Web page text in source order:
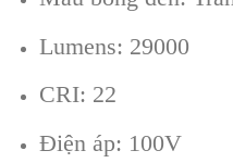
Lumens: 29000
CRI: 22
Điện áp: 100V